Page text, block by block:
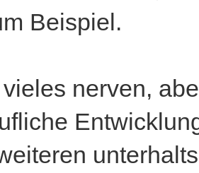
Beispiel.
nerven,